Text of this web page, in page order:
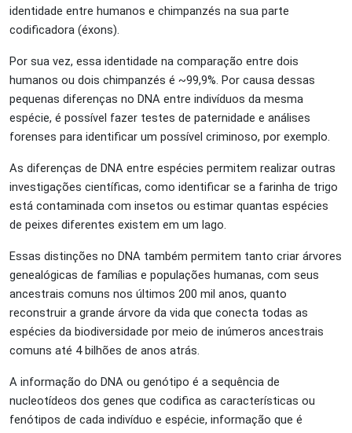
identidade entre humanos e chimpanzés na sua parte
codificadora (éxons).
Por sua vez, essa identidade na comparação entre dois
humanos ou dois chimpanzés é ~99,9%. Por causa dessas
pequenas diferenças no DNA entre indivíduos da mesma
espécie, é possível fazer testes de paternidade e análises
forenses para identificar um possível criminoso, por exemplo.
As diferenças de DNA entre espécies permitem realizar outras
investigações científicas, como identificar se a farinha de trigo
está contaminada com insetos ou estimar quantas espécies
de peixes diferentes existem em um lago.
Essas distinções no DNA também permitem tanto criar árvores
genealógicas de famílias e populações humanas, com seus
ancestrais comuns nos últimos 200 mil anos, quanto
reconstruir a grande árvore da vida que conecta todas as
espécies da biodiversidade por meio de inúmeros ancestrais
comuns até 4 bilhões de anos atrás.
A informação do DNA ou genótipo é a sequência de
nucleotídeos dos genes que codifica as características ou
fenótipos de cada indivíduo e espécie, informação que é